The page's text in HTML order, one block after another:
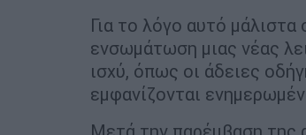
Για το λόγο αυτό
ενσωμάτωση μιας νέας
ισχύ, όπως οι άδειες
εμφανίζονται